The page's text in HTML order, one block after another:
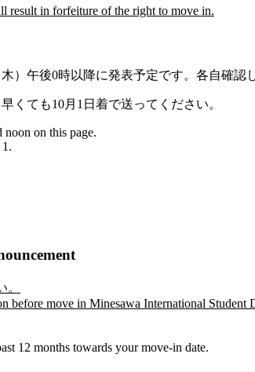
result in forfeiture of the right to move in.
）午後0時以降に発表予定です。各自確認
くても10月1日着で送ってください。
noon on this page.
before move in Minesawa International Student
12 months towards your move-in date.